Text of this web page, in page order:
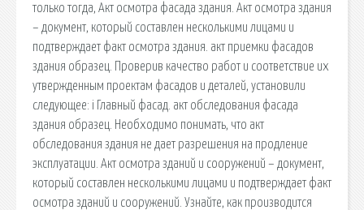
только тогда, Акт осмотра фасада здания. Акт осмотра здания
– документ, который составлен несколькими лицами и
подтверждает факт осмотра здания. акт приемки фасадов
здания образец. Проверив качество работ и соответствие их
утвержденным проектам фасадов и деталей, установили
следующее: i Главный фасад. акт обследования фасада
здания образец. Необходимо понимать, что акт
обследования здания не дает разрешения на продление
эксплуатации. Акт осмотра зданий и сооружений – документ,
который составлен несколькими лицами и подтверждает факт
осмотра зданий и сооружений. Узнайте, как производится